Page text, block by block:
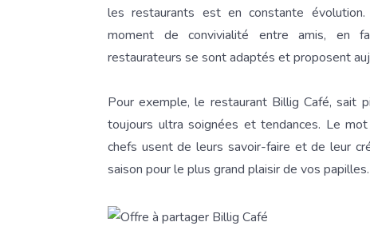
les restaurants est en constante
moment de convivialité entre amis, en
restaurateurs se sont adaptés et proposent
Pour exemple, le restaurant Billig Café, sait
toujours ultra soignées et tendances. Le mot
chefs usent de leurs savoir-faire et de leur
saison pour le plus grand plaisir de vos papilles.